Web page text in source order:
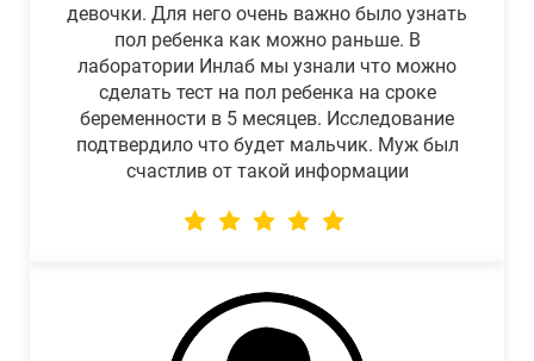
девочки. Для него очень важно было узнать
пол ребенка как можно раньше. В
лаборатории Инлаб мы узнали что можно
сделать тест на пол ребенка на сроке
беременности в 5 месяцев. Исследование
подтвердило что будет мальчик. Муж был
счастлив от такой информации